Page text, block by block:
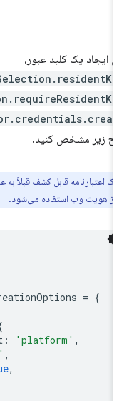
ایجاد یک کلید عبور،
زیر مشخص کنید.
یک اعتبارنامه قابل کشف قبلاً به عنوان
: 'platform'
true